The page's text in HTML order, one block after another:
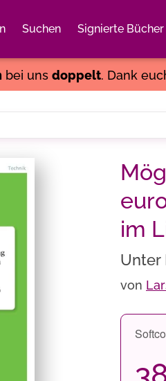
Suchen Signierte Bücher
bei uns doppelt. Dank
im
Unter
von